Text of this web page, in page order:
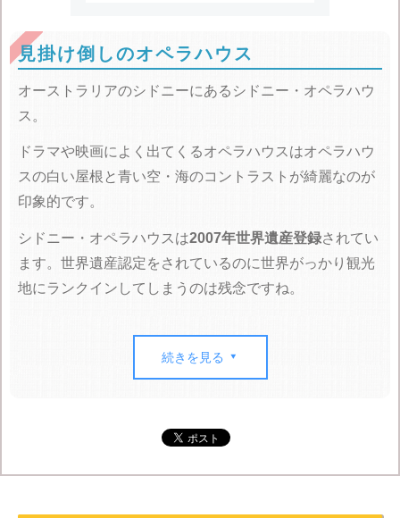
見掛け倒しのオペラハウス
オーストラリアのシドニーにあるシドニー・オペラハウ
ス。
ドラマや映画によく出てくるオペラハウスはオペラハウ
スの白い屋根と青い空・海のコントラストが綺麗なのが
印象的です。
シドニー・オペラハウスは2007年世界遺産登録されてい
ます。世界遺産認定をされているのに世界がっかり観光
地にランクインしてしまうのは残念ですね。
近くで見ると分かりますが、タイル張りで老朽化の
遠くから見ると白く美しく見えるオペラハウスですが、
続きを見る 